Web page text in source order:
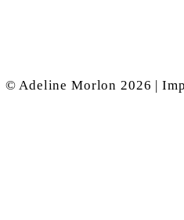
© Adeline Morlon 2026 |